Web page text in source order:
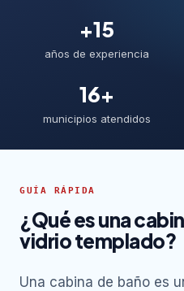
+15
años de experiencia
16+
municipios atendidos
GUÍA RÁPIDA
¿Qué es una
vidrio templado?
Una cabina de baño es